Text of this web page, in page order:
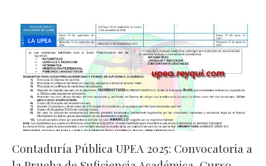
LA UPEA
Contaduría Pública UPEA 2025: Convocatoria a